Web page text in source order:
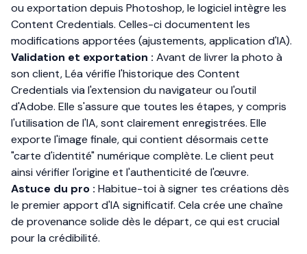
ou exportation depuis Photoshop, le logiciel intègre les
Content Credentials. Celles-ci documentent les
modifications apportées (ajustements, application d'IA).
Validation et exportation : Avant de livrer la photo à
son client, Léa vérifie l'historique des Content
Credentials via l'extension du navigateur ou l'outil
d'Adobe. Elle s'assure que toutes les étapes, y compris
l'utilisation de l'IA, sont clairement enregistrées. Elle
exporte l'image finale, qui contient désormais cette
"carte d'identité" numérique complète. Le client peut
ainsi vérifier l'origine et l'authenticité de l'œuvre.
Astuce du pro : Habitue-toi à signer tes créations dès
le premier apport d'IA significatif. Cela crée une chaîne
de provenance solide dès le départ, ce qui est crucial
pour la crédibilité.